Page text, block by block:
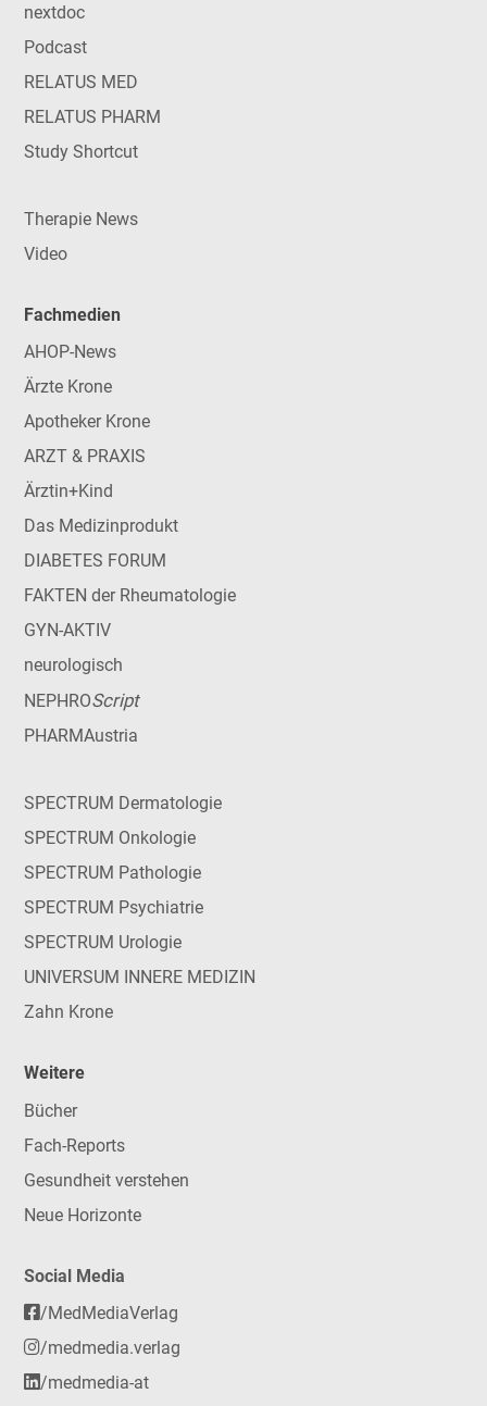
nextdoc
Podcast
RELATUS MED
RELATUS PHARM
Study Shortcut
Therapie News
Video
Fachmedien
AHOP-News
Ärzte Krone
Apotheker Krone
ARZT & PRAXIS
Ärztin+Kind
Das Medizinprodukt
DIABETES FORUM
FAKTEN der Rheumatologie
GYN-AKTIV
neurologisch
NEPHROScript
PHARMAustria
SPECTRUM Dermatologie
SPECTRUM Onkologie
SPECTRUM Pathologie
SPECTRUM Psychiatrie
SPECTRUM Urologie
UNIVERSUM INNERE MEDIZIN
Zahn Krone
Weitere
Bücher
Fach-Reports
Gesundheit verstehen
Neue Horizonte
Social Media
/MedMediaVerlag
/medmedia.verlag
/medmedia-at